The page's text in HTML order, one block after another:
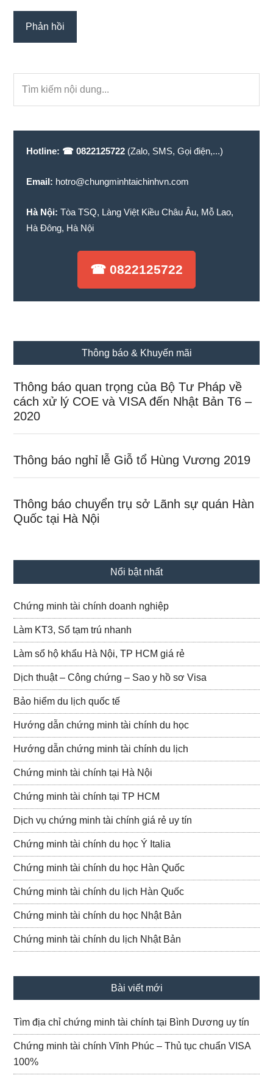
Sidebar
kiếm
Hotline: ☎ 0822125722 (Zalo, SMS, Gọi điện,...)
Email: hotro@chungminhtaichinhvn.com
Hà Nội: Tòa TSQ, Làng Việt Kiều Châu Âu, Mỗ Lao,
Hà Đông, Hà Nội
☎ 0822125722
Thông báo & Khuyến mãi
Thông báo quan trọng của Bộ Tư Pháp về
cách xử lý COE và VISA đến Nhật Bản T6 –
2020
Thông báo nghỉ lễ Giỗ tổ Hùng Vương 2019
Thông báo chuyển trụ sở Lãnh sự quán Hàn
Quốc tại Hà Nội
Nổi bật nhất
Chứng minh tài chính doanh nghiệp
Làm KT3, Sổ tạm trú nhanh
Làm sổ hộ khẩu Hà Nội, TP HCM giá rẻ
Dịch thuật – Công chứng – Sao y hồ sơ Visa
Bảo hiểm du lịch quốc tế
Hướng dẫn chứng minh tài chính du học
Hướng dẫn chứng minh tài chính du lịch
Chứng minh tài chính tại Hà Nội
Chứng minh tài chính tại TP HCM
Dịch vụ chứng minh tài chính giá rẻ uy tín
Chứng minh tài chính du học Ý Italia
Chứng minh tài chính du học Hàn Quốc
Chứng minh tài chính du lịch Hàn Quốc
Chứng minh tài chính du học Nhật Bản
Chứng minh tài chính du lịch Nhật Bản
Bài viết mới
Tìm địa chỉ chứng minh tài chính tại Bình Dương uy tín
Chứng minh tài chính Vĩnh Phúc – Thủ tục chuẩn VISA
100%